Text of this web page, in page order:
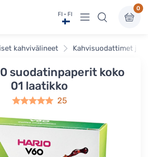
FI · FI Näytä valikko
0
kahvivälineet Kahvisuodattimet ja
suodatinpaperit koko
01 laatikko
25